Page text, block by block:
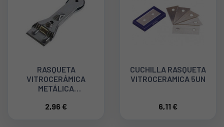
RASQUETA
VITROCERÁMICA
METÁLICA
2,96 €
CUCHILLA RASQUETA
VITROCERAMICA 5UN
6,11 €